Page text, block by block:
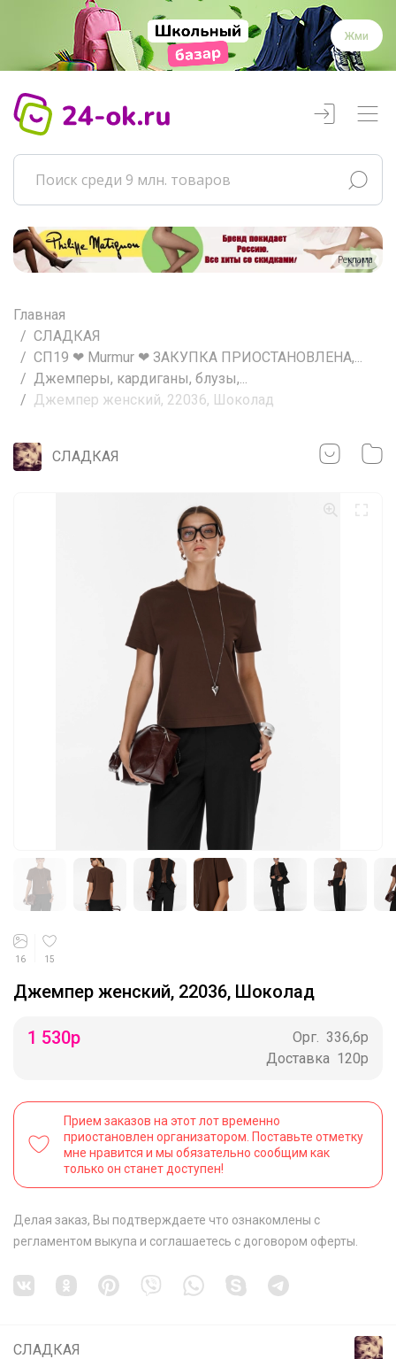
Жми
Реклама
Главная
СЛАДКАЯ
СП19 ❤ Murmur ❤ ЗАКУПКА ПРИОСТАНОВЛЕНА,...
Джемперы, кардиганы, блузы,...
Джемпер женский, 22036, Шоколад
СЛАДКАЯ
16 15
Джемпер женский, 22036, Шоколад
1 530р Орг. 336,6р
Доставка 120р
Прием заказов на этот лот временно
приостановлен организатором. Поставьте отметку
мне нравится и мы обязательно сообщим как
только он станет доступен!
Делая заказ, Вы подтверждаете что ознакомлены с
регламентом выкупа и соглашаетесь с договором оферты
СЛАДКАЯ